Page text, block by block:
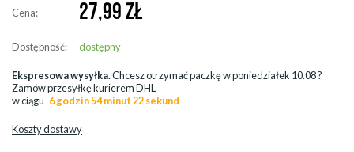
Cena: 27,99 ZŁ
Dostępność: dostępny
Ekspresowa wysyłka.Chcesz otrzymać paczkę wponiedziałek 10.08?
Zamów przesyłkę kurierem DHL
w ciągu 6 godzin 54 minut 20 sekund
Koszty dostawy